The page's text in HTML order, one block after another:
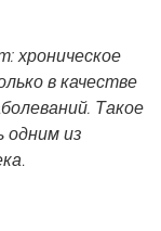
хроническое
в качестве
Такое
одним из
.